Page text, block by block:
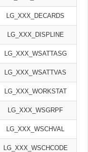
LG_XXX_DECARDS
LG_XXX_DISPLINE
LG_XXX_WSATTASG
LG_XXX_WSATTVAS
LG_XXX_WORKSTAT
LG_XXX_WSGRPF
LG_XXX_WSCHVAL
LG_XXX_WSCHCODE